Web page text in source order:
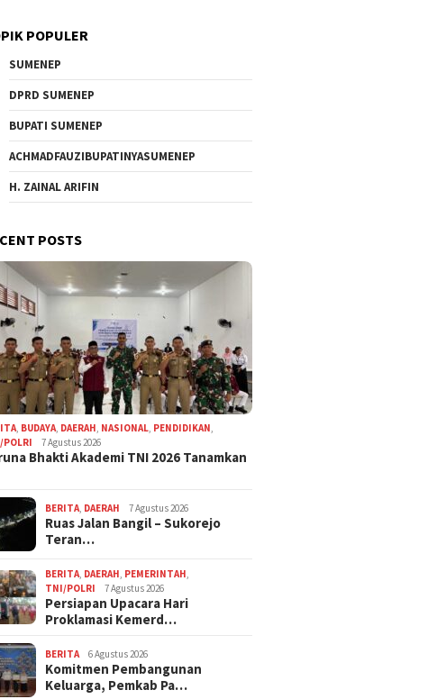
POPULER
SUMENEP
DPRD SUMENEP
BUPATI SUMENEP
ACHMADFAUZIBUPATINYASUMENEP
H. ZAINAL ARIFIN
POSTS
BUDAYA DAERAH NASIONAL PENDIDIKAN
7 Agustus 2026
Bhakti Akademi TNI 2026 Tanamkan
BERITA DAERAH 7 Agustus 2026
Ruas Jalan Bangil – Sukorejo
Teran…
BERITA DAERAH PEMERINTAH
TNI/POLRI
7 Agustus 2026
Persiapan Upacara Hari
Proklamasi Kemerd…
BERITA 6 Agustus 2026
Komitmen Pembangunan
Keluarga, Pemkab Pa…